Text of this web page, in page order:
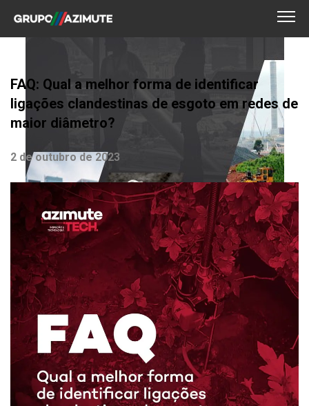
FAQ: Qual a melhor forma de identificar
ligações clandestinas de esgoto em redes de
maior diâmetro?
2 de outubro de 2023